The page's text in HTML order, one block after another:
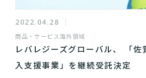
2022.04.28
商品・サービス海外領域
レバレジーズグローバル、 「佐
入支援事業」を継続受託決定